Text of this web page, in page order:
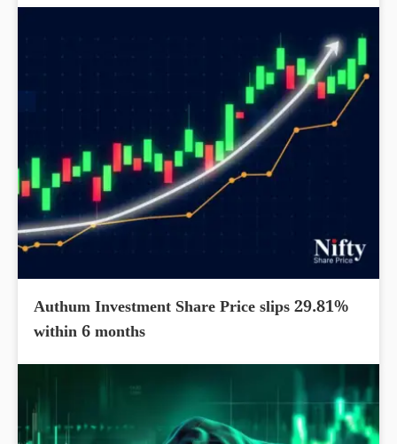
Authum Investment Share Price slips 29.81%
within 6 months